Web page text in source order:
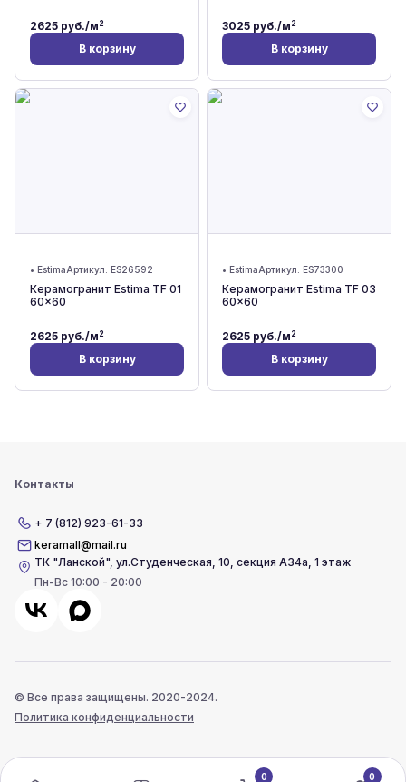
2625 руб./м2
В корзину
3025 руб./м2
В корзину
• EstimaАртикул: ES26592
Керамогранит Estima TF 01
60x60
2625 руб./м2
В корзину
• EstimaАртикул: ES73300
Керамогранит Estima TF 03
60x60
2625 руб./м2
В корзину
Контакты
+ 7 (812) 923-61-33
keramall@mail.ru
ТК "Ланской",ул.Студенческая, 10, секция А34а, 1 этаж
Пн-Вс 10:00 - 20:00
© Все права защищены. 2020-2024.
Политика конфиденциальности
0 0